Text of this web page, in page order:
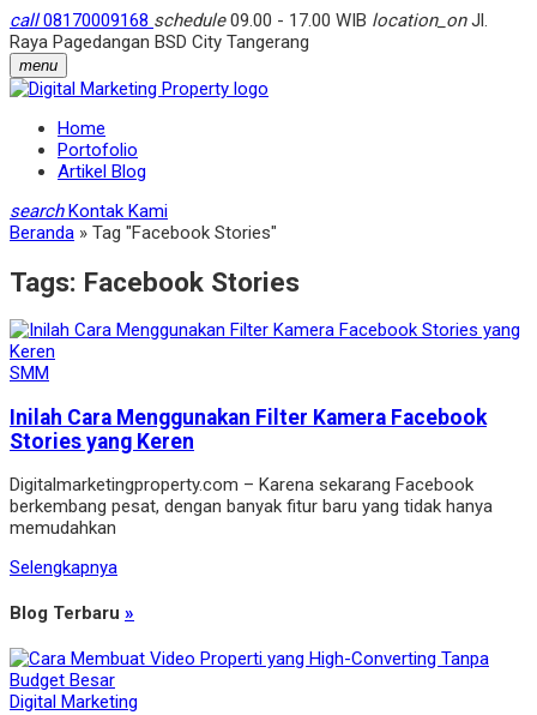
call08170009168 schedule09.00 - 17.00 WIB location_onJl.
Raya Pagedangan BSD City Tangerang
menu
Home
Portofolio
Artikel Blog
search Kontak Kami
Beranda » Tag "Facebook Stories"
Tags: Facebook Stories
SMM
Inilah Cara Menggunakan Filter Kamera Facebook
Stories yang Keren
Digitalmarketingproperty.com – Karena sekarang Facebook
berkembang pesat, dengan banyak fitur baru yang tidak hanya
memudahkan
Selengkapnya
Blog Terbaru »
Digital Marketing